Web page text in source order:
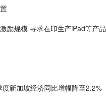
励规模 寻求在印生产iPad等产品
新加坡经济同比增幅降至2.2%